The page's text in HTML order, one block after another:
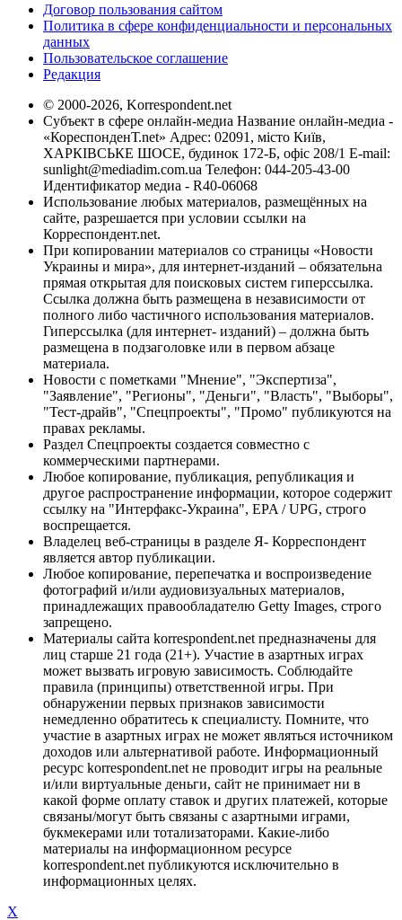
Договор пользования сайтом
Политика в сфере конфиденциальности и персональных
данных
Пользовательское соглашение
Редакция
© 2000-2026, Korrespondent.net
Субъект в сфере онлайн-медиа Название онлайн-медиа -
«КореспонденТ.net» Адрес: 02091, місто Київ,
ХАРКІВСЬКЕ ШОСЕ, будинок 172-Б, офіс 208/1 E-mail:
sunlight@mediadim.com.ua Телефон: 044-205-43-00
Идентификатор медиа - R40-06068
Использование любых материалов, размещённых на
сайте, разрешается при условии ссылки на
Корреспондент.net.
При копировании материалов со страницы «Новости
Украины и мира», для интернет-изданий – обязательна
прямая открытая для поисковых систем гиперссылка.
Ссылка должна быть размещена в независимости от
полного либо частичного использования материалов.
Гиперссылка (для интернет- изданий) – должна быть
размещена в подзаголовке или в первом абзаце
материала.
Новости с пометками "Мнение", "Экспертиза",
"Заявление", "Регионы", "Деньги", "Власть", "Выборы",
"Тест-драйв", "Спецпроекты", "Промо" публикуются на
правах рекламы.
Раздел Спецпроекты создается совместно с
коммерческими партнерами.
Любое копирование, публикация, републикация и
другое распространение информации, которое содержит
ссылку на "Интерфакс-Украина", EPA / UPG, строго
воспрещается.
Владелец веб-страницы в разделе Я- Корреспондент
является автор публикации.
Любое копирование, перепечатка и воспроизведение
фотографий и/или аудиовизуальных материалов,
принадлежащих правообладателю Getty Images, строго
запрещено.
Материалы сайта korrespondent.net предназначены для
лиц старше 21 года (21+). Участие в азартных играх
может вызвать игровую зависимость. Соблюдайте
правила (принципы) ответственной игры. При
обнаружении первых признаков зависимости
немедленно обратитесь к специалисту. Помните, что
участие в азартных играх не может являться источником
доходов или альтернативой работе. Информационный
ресурс korrespondent.net не проводит игры на реальные
и/или виртуальные деньги, сайт не принимает ни в
какой форме оплату ставок и других платежей, которые
связаны/могут быть связаны с азартными играми,
букмекерами или тотализаторами. Какие-либо
материалы на информационном ресурсе
korrespondent.net публикуются исключительно в
информационных целях.
X